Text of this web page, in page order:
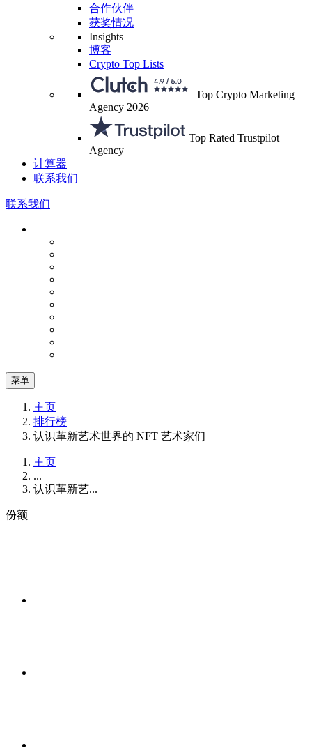
合作伙伴
获奖情况
Insights
博客
Crypto Top Lists
Top Crypto Marketing
Agency 2026
Top Rated Trustpilot
Agency
计算器
联系我们
联系我们
菜单
主页
排行榜
认识革新艺术世界的 NFT 艺术家们
主页
...
认识革新艺...
份额